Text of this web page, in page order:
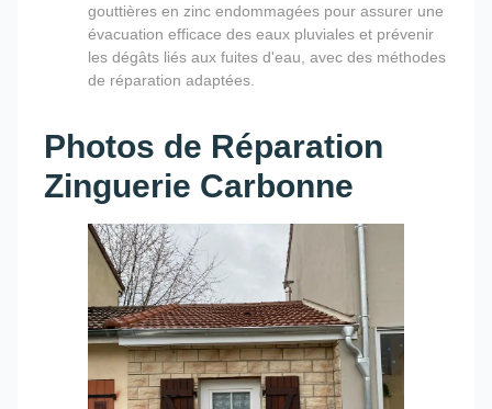
gouttières en zinc endommagées pour assurer une
évacuation efficace des eaux pluviales et prévenir
les dégâts liés aux fuites d'eau, avec des méthodes
de réparation adaptées.
Photos de Réparation
Zinguerie Carbonne